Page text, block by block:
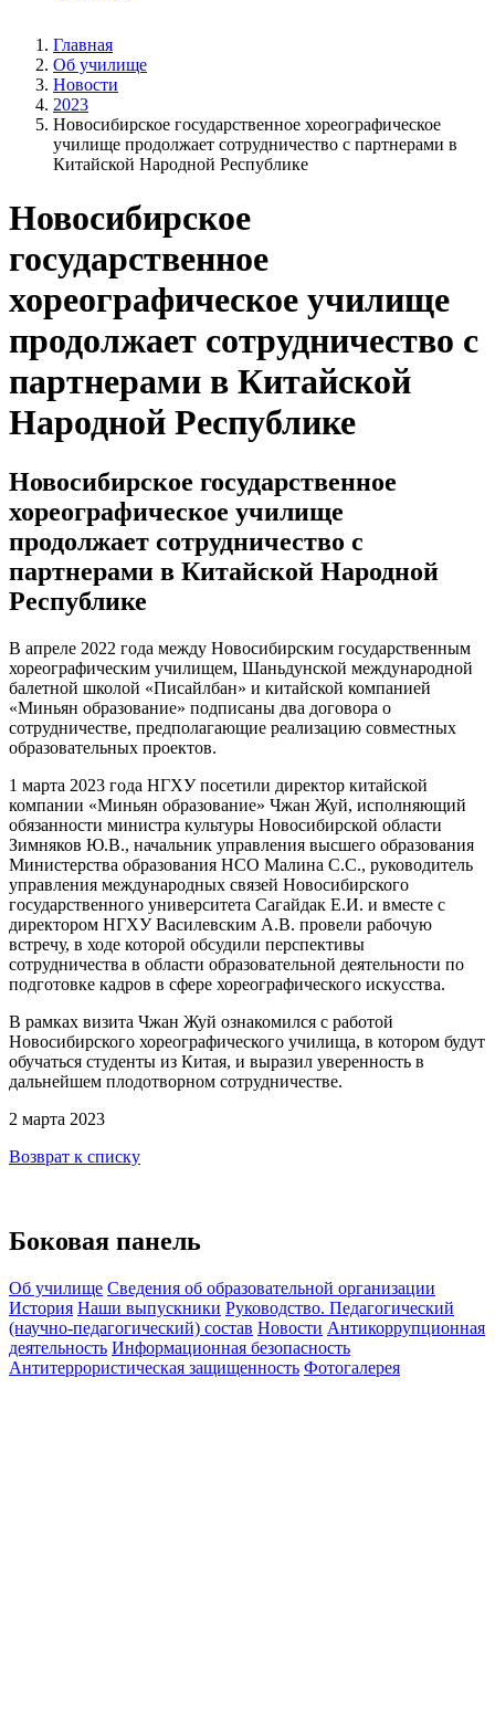
Главная
Об училище
Новости
2023
Новосибирское государственное хореографическое
училище продолжает сотрудничество с партнерами в
Китайской Народной Республике
Новосибирское
государственное
хореографическое училище
продолжает сотрудничество с
партнерами в Китайской
Народной Республике
Новосибирское государственное
хореографическое училище
продолжает сотрудничество с
партнерами в Китайской Народной
Республике
В апреле 2022 года между Новосибирским государственным
хореографическим училищем, Шаньдунской международной
балетной школой «Писайлбан» и китайской компанией
«Миньян образование» подписаны два договора о
сотрудничестве, предполагающие реализацию совместных
образовательных проектов.
1 марта 2023 года НГХУ посетили директор китайской
компании «Миньян образование» Чжан Жуй, исполняющий
обязанности министра культуры Новосибирской области
Зимняков Ю.В., начальник управления высшего образования
Министерства образования НСО Малина С.С., руководитель
управления международных связей Новосибирского
государственного университета Сагайдак Е.И. и вместе с
директором НГХУ Василевским А.В. провели рабочую
встречу, в ходе которой обсудили перспективы
сотрудничества в области образовательной деятельности по
подготовке кадров в сфере хореографического искусства.
В рамках визита Чжан Жуй ознакомился с работой
Новосибирского хореографического училища, в котором будут
обучаться студенты из Китая, и выразил уверенность в
дальнейшем плодотворном сотрудничестве.
2 марта 2023
Возврат к списку
Боковая панель
Об училище Сведения об образовательной организации
История Наши выпускники Руководство. Педагогический
(научно-педагогический) состав Новости Антикоррупционная
деятельность Информационная безопасность
Антитеррористическая защищенность Фотогалерея